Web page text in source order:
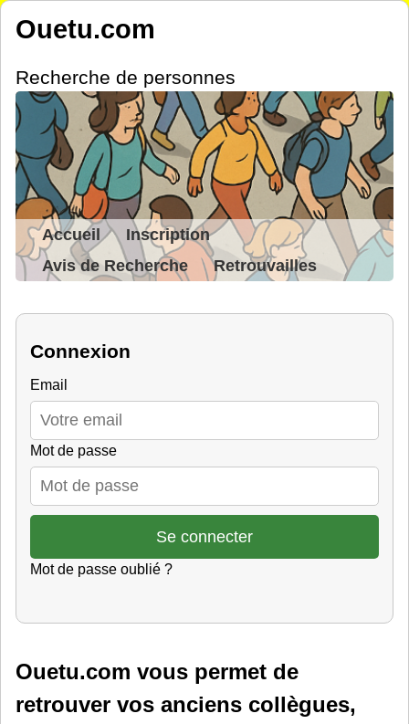
Ouetu.com
Recherche de personnes
Accueil
Inscription
Avis de Recherche
Retrouvailles
Connexion
Email
Mot de passe
Mot de passe oublié ?
Ouetu.com vous permet de
retrouver vos anciens collègues,